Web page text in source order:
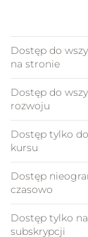
5 min 55
03.06 -
5 min 48 s
03.07 -
4 min 25 s
04.01 -
Dostęp do
na stronie
Dostęp do
rozwoju
Dostęp tylko
kursu
Dostęp
czasowo
Dostęp tylko
subskrypcji